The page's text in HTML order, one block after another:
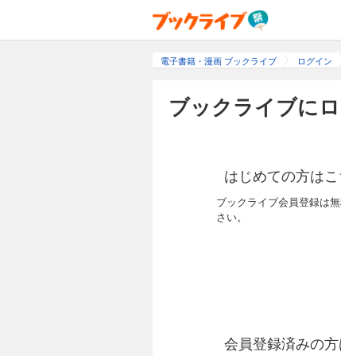
電子書籍・漫画 ブックライブ ログイン
ブックライブに
はじめての方はこ
ブックライブ会員登録は
さい。
会員登録済みの